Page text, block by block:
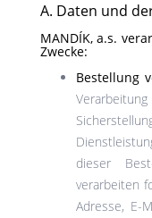
A. Daten und
MANDÍK, a.s.
Zwecke:
Bestellung
dieser
verarbeiten
Adresse, E-